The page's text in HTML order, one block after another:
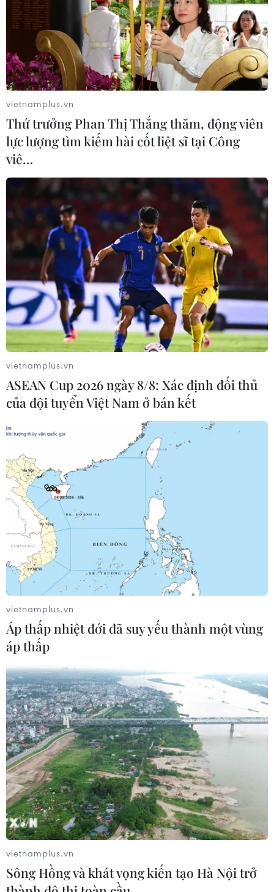
vietnamplus.vn
Thứ trưởng Phan Thị Thắng thăm, động viên
lực lượng tìm kiếm hài cốt liệt sĩ tại Công
viê…
vietnamplus.vn
ASEAN Cup 2026 ngày 8/8: Xác định đối thủ
của đội tuyển Việt Nam ở bán kết
vietnamplus.vn
Áp thấp nhiệt đới đã suy yếu thành một vùng
áp thấp
vietnamplus.vn
Sông Hồng và khát vọng kiến tạo Hà Nội trở